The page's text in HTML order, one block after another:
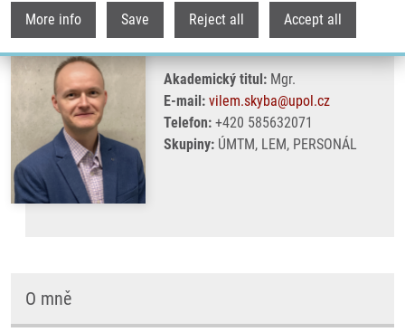
More info Save Reject all Accept all
Akademický titul: Mgr.
E-mail: vilem.skyba@upol.cz
Telefon: +420 585632071
Skupiny: ÚMTM, LEM, PERSONÁL
O mně